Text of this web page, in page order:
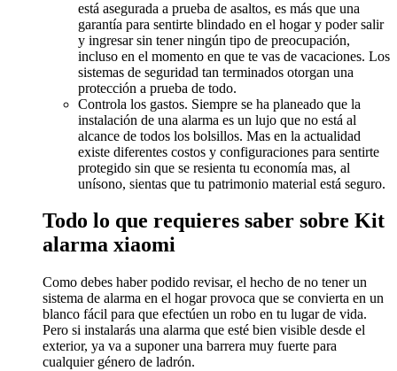
está asegurada a prueba de asaltos, es más que una
garantía para sentirte blindado en el hogar y poder salir
y ingresar sin tener ningún tipo de preocupación,
incluso en el momento en que te vas de vacaciones. Los
sistemas de seguridad tan terminados otorgan una
protección a prueba de todo.
Controla los gastos. Siempre se ha planeado que la
instalación de una alarma es un lujo que no está al
alcance de todos los bolsillos. Mas en la actualidad
existe diferentes costos y configuraciones para sentirte
protegido sin que se resienta tu economía mas, al
unísono, sientas que tu patrimonio material está seguro.
Todo lo que requieres saber sobre Kit
alarma xiaomi
Como debes haber podido revisar, el hecho de no tener un
sistema de alarma en el hogar provoca que se convierta en un
blanco fácil para que efectúen un robo en tu lugar de vida.
Pero si instalarás una alarma que esté bien visible desde el
exterior, ya va a suponer una barrera muy fuerte para
cualquier género de ladrón.